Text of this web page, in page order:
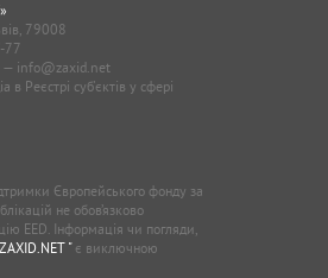
79008
77
— info@zaxid.net
в Реєстрі суб'єктів у сфері
Європейського фонду за
не обов’язково
EED. Інформація чи погляди,
"є виключною